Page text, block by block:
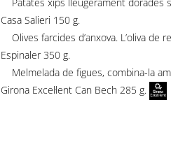
Casa Salieri 150 g.
Olives farcides d’anxova. L’oliva de
Espinaler 350 g.
Melmelada de figues, combina-la
Girona Excel·lent Can Bech 285 g.